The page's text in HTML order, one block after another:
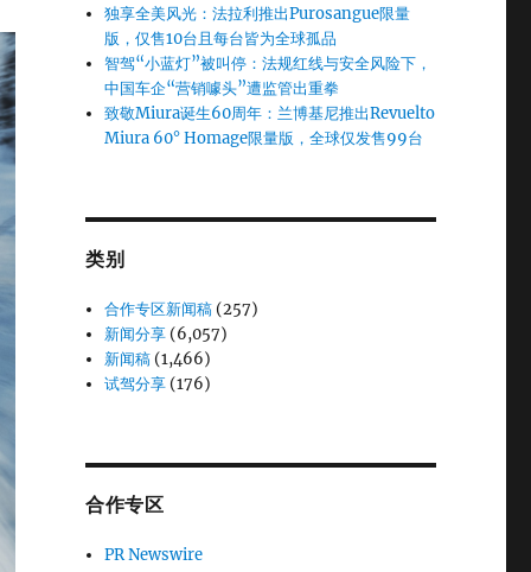
独享全美风光：法拉利推出Purosangue限量
版，仅售10台且每台皆为全球孤品
智驾“小蓝灯”被叫停：法规红线与安全风险下，
中国车企“营销噱头”遭监管出重拳
致敬Miura诞生60周年：兰博基尼推出Revuelto
Miura 60° Homage限量版，全球仅发售99台
类别
合作专区新闻稿 (257)
新闻分享 (6,057)
新闻稿 (1,466)
试驾分享 (176)
合作专区
PR Newswire